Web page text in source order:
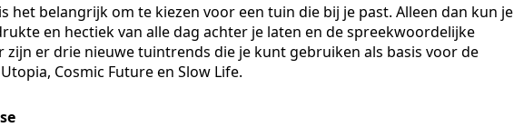
het belangrijk om te kiezen voor een tuin die bij je past. Alleen dan kun je
en hectiek van alle dag achter je laten en de spreekwoordelijke
zijn er drie nieuwe tuintrends die je kunt gebruiken als basis voor de
Cosmic Future en Slow Life.